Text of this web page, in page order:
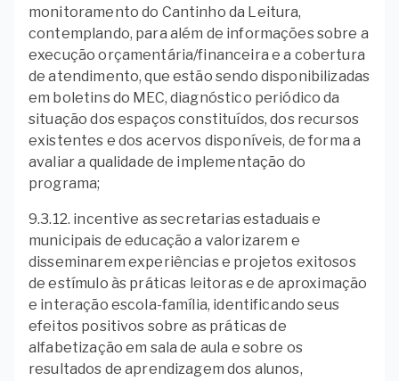
monitoramento do Cantinho da Leitura,
contemplando, para além de informações sobre a
execução orçamentária/financeira e a cobertura
de atendimento, que estão sendo disponibilizadas
em boletins do MEC, diagnóstico periódico da
situação dos espaços constituídos, dos recursos
existentes e dos acervos disponíveis, de forma a
avaliar a qualidade de implementação do
programa;
9.3.12. incentive as secretarias estaduais e
municipais de educação a valorizarem e
disseminarem experiências e projetos exitosos
de estímulo às práticas leitoras e de aproximação
e interação escola-família, identificando seus
efeitos positivos sobre as práticas de
alfabetização em sala de aula e sobre os
resultados de aprendizagem dos alunos,